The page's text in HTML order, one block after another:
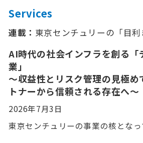
Services
連載： 東京センチュリーの「⽬利
AI時代の社会インフラを創る「
業」
〜収益性とリスク管理の見極め
トナーから信頼される存在へ〜
2026年7月3日
東京センチュリーの事業の核とな